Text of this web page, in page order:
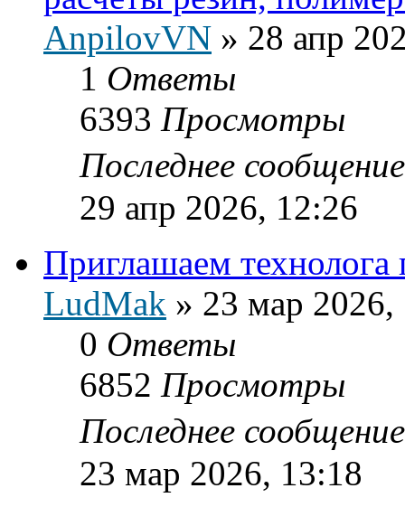
AnpilovVN » 28 апр
1 Ответы
6393 Просмотры
Последнее
29 апр 2026, 12:26
Приглашаем технолога
LudMak » 23 мар 2026,
0 Ответы
6852 Просмотры
Последнее
23 мар 2026, 13:18